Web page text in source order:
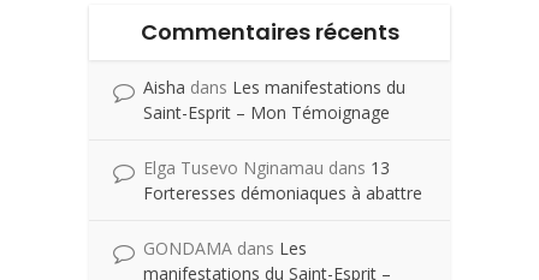
Commentaires récents
Aisha dans Les manifestations du
Saint-Esprit – Mon Témoignage
Elga Tusevo Nginamau dans 13
Forteresses démoniaques à abattre
GONDAMA dans Les
manifestations du Saint-Esprit –